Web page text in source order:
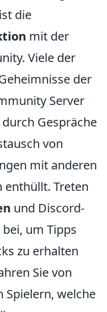
die
mit der
Viele der
der
Server
Gespräche
von
mit anderen
enthüllt. Treten
und Discord-
bei, um Tipps
zu erhalten
Sie von
Spielern, welche